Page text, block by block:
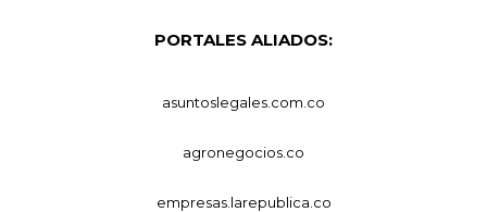
PORTALES ALIADOS:
asuntoslegales.com.co
agronegocios.co
empresas.larepublica.co